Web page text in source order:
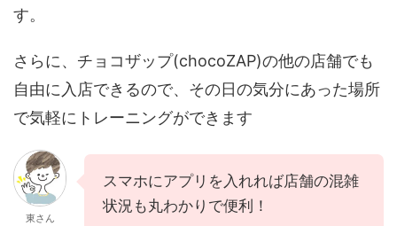
す。
さらに、チョコザップ(chocoZAP)の他の店舗でも
自由に入店できるので、その日の気分にあった場所
で気軽にトレーニングができます
東さん
スマホにアプリを入れれば店舗の混雑
状況も丸わかりで便利！